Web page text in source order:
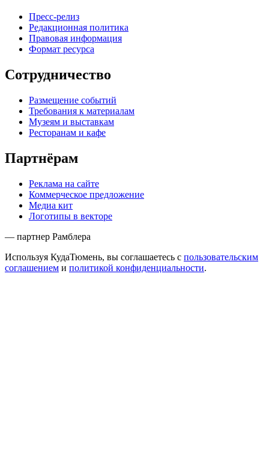
Пресс-релиз
Редакционная политика
Правовая информация
Формат ресурса
Сотрудничество
Размещение событий
Требования к материалам
Музеям и выставкам
Ресторанам и кафе
Партнёрам
Реклама на сайте
Коммерческое предложение
Медиа кит
Логотипы в векторе
— партнер Рамблера
Используя КудаТюмень, вы соглашаетесь с пользовательским
соглашением и политикой конфиденциальности.